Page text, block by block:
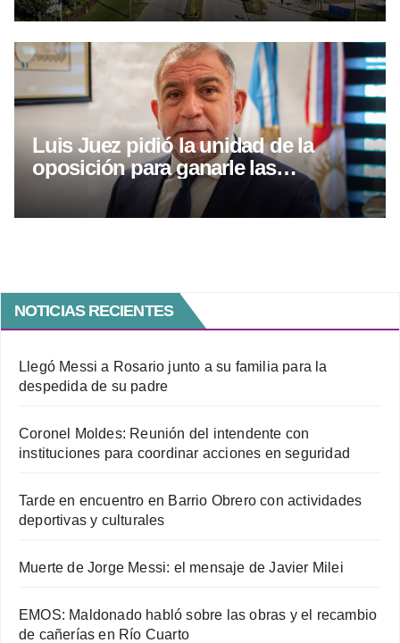
Luis Juez pidió la unidad de la
oposición para ganarle las
elecciones a Llaryora
NOTICIAS RECIENTES
Llegó Messi a Rosario junto a su familia para la
despedida de su padre
Coronel Moldes: Reunión del intendente con
instituciones para coordinar acciones en seguridad
Tarde en encuentro en Barrio Obrero con actividades
deportivas y culturales
Muerte de Jorge Messi: el mensaje de Javier Milei
EMOS: Maldonado habló sobre las obras y el recambio
de cañerías en Río Cuarto